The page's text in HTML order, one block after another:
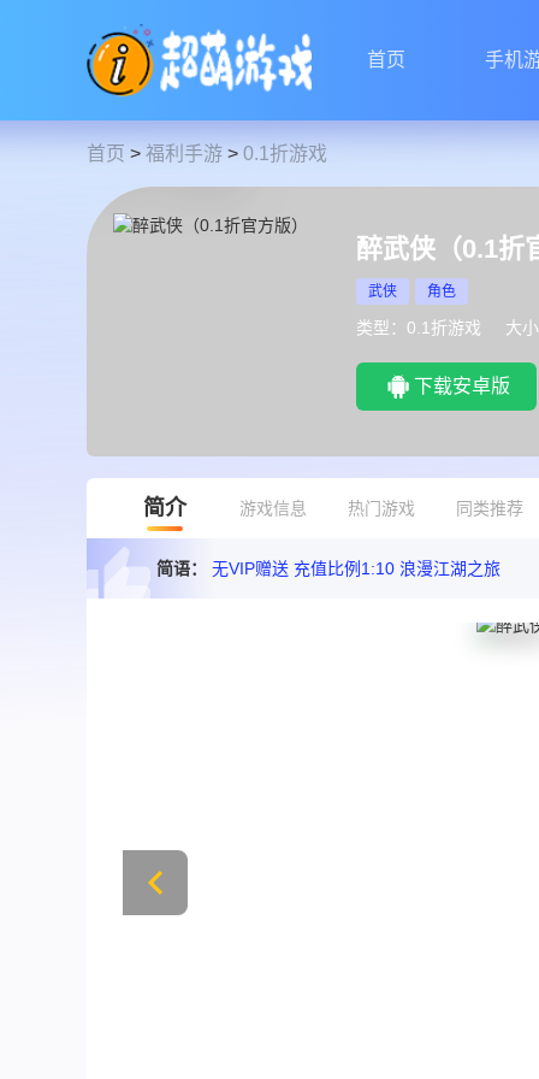
首页 手机
首页 > 福利手游 > 0.1折游戏
醉武侠（0.1折
武侠 角色
类型：0.1折游戏 大
下载安卓版
简介 游戏信息 热门游戏 同类推荐
简语： 无VIP赠送 充值比例1:10 浪漫江湖之旅